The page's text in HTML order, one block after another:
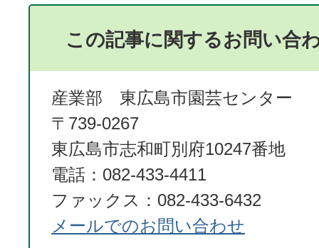
この記事に関するお問い合
産業部 東広島市園芸センター
〒739-0267
東広島市志和町別府10247番地
電話：082-433-4411
ファックス：082-433-6432
メールでのお問い合わせ